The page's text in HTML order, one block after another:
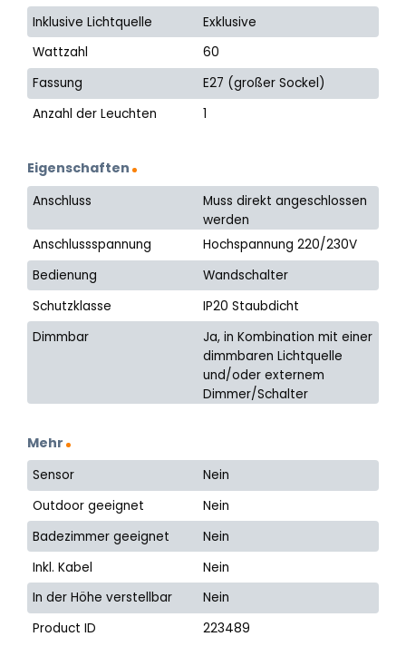
Inklusive Lichtquelle
Exklusive
Wattzahl
60
Fassung
E27 (großer Sockel)
Anzahl der Leuchten
1
Eigenschaften
Anschluss
Muss direkt angeschlossen
werden
Anschlussspannung
Hochspannung 220/230V
Bedienung
Wandschalter
Schutzklasse
IP20 Staubdicht
Dimmbar
Ja, in Kombination mit einer
dimmbaren Lichtquelle
und/oder externem
Dimmer/Schalter
Mehr
Sensor
Nein
Outdoor geeignet
Nein
Badezimmer geeignet
Nein
Inkl. Kabel
Nein
In der Höhe verstellbar
Nein
Product ID
223489